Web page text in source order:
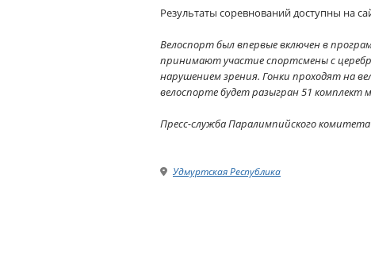
Результаты соревнований доступны на
Велоспорт был впервые включен в
принимают участие спортсмены с
нарушением зрения. Гонки проходят на
велоспорте будет разыгран 51
Пресс-служба Паралимпийского комитета
Удмуртская Республика